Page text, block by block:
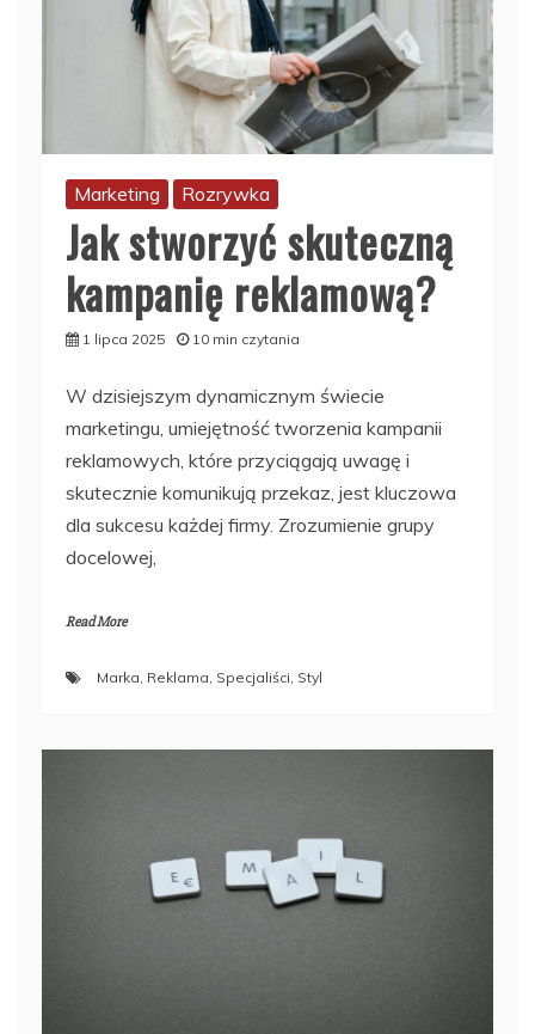
Marketing Rozrywka
Jak stworzyć skuteczną
kampanię reklamową?
1 lipca 2025 10 min czytania
W dzisiejszym dynamicznym świecie
marketingu, umiejętność tworzenia kampanii
reklamowych, które przyciągają uwagę i
skutecznie komunikują przekaz, jest kluczowa
dla sukcesu każdej firmy. Zrozumienie grupy
docelowej,
Read More
Marka Reklama Specjaliści Styl